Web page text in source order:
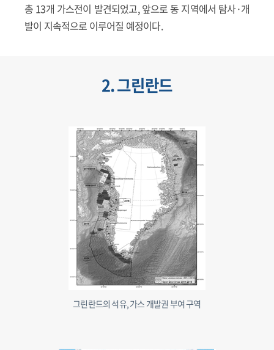
총 13개 가스전이 발견되었고, 앞으로 동 지역에서 탐사·개
발이 지속적으로 이루어질 예정이다.
2. 그린란드
그린란드의 석유, 가스 개발권 부여 구역